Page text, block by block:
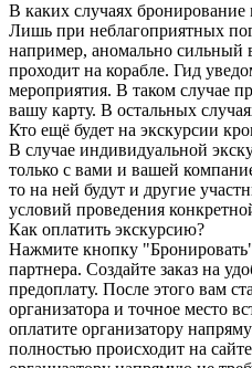
В каких случаях
Лишь при неблагоприятных
например, аномально сильный
проходит на корабле. Гид
мероприятия. В таком случае
вашу карту. В остальных
Кто ещё будет на экскурсии
В случае индивидуальной
только с вами и вашей
то на ней будут и другие
условий проведения
Как оплатить экскурсию?
Нажмите кнопку
партнера. Создайте заказ на
предоплату. После этого вам
организатора и точное место
оплатите организатору
полностью происходит на